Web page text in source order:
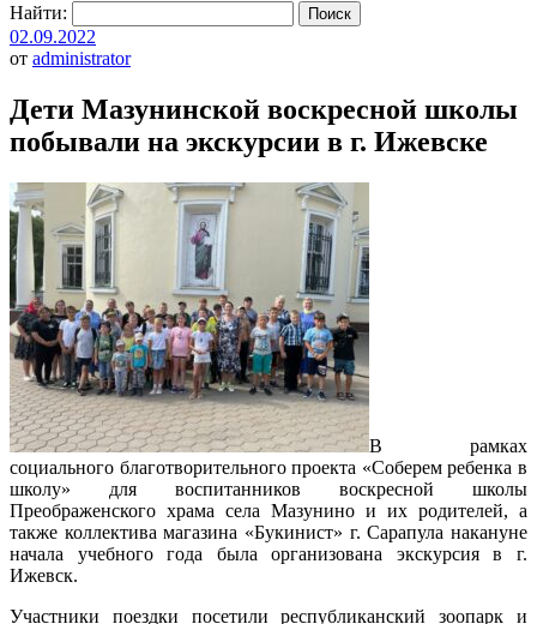
Найти:
02.09.2022
от administrator
Дети Мазунинской воскресной школы
побывали на экскурсии в г. Ижевске
В рамках
социального благотворительного проекта «Соберем ребенка в
школу» для воспитанников воскресной школы
Преображенского храма села Мазунино и их родителей, а
также коллектива магазина «Букинист» г. Сарапула накануне
начала учебного года была организована экскурсия в г.
Ижевск.
Участники поездки посетили республиканский зоопарк и